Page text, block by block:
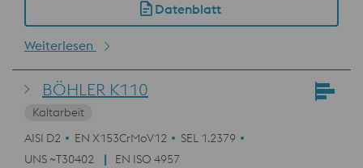
Datenblatt
Weiterlesen
BÖHLER K110
Kaltarbeit
AISI D2
EN X153CrMoV12
SEL 1.2379
UNS ~T30402
EN ISO 4957